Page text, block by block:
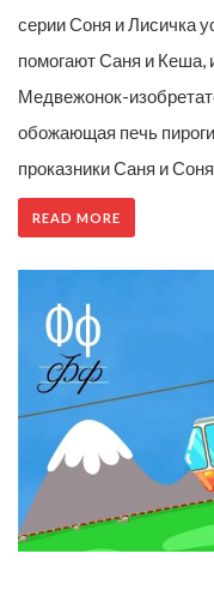
серии Соня и Лисичка
помогают Саня и Кеша,
Медвежонок-
обожающая печь
проказники Саня и
READ MORE